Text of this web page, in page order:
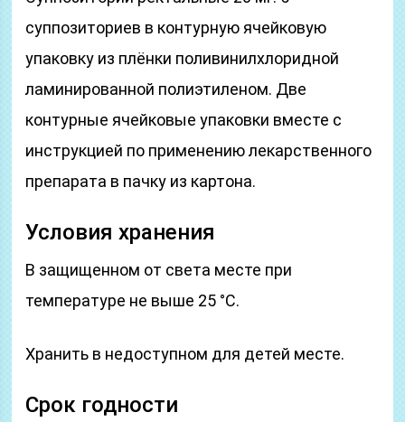
суппозиториев в контурную ячейковую
упаковку из плёнки поливинилхлоридной
ламинированной полиэтиленом. Две
контурные ячейковые упаковки вместе с
инструкцией по применению лекарственного
препарата в пачку из картона.
Условия хранения
В защищенном от света месте при
температуре не выше 25 °С.
Хранить в недоступном для детей месте.
Срок годности